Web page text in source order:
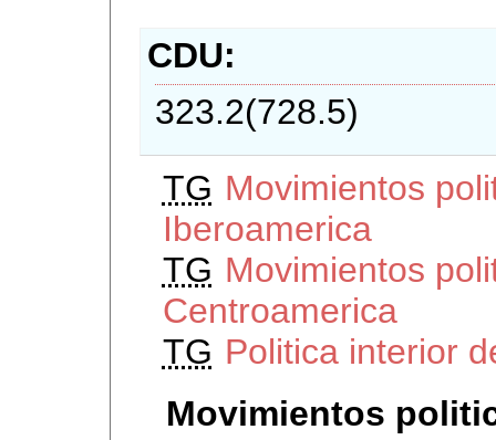
CDU
323.2(728.5)
TG Movimientos
Iberoamerica
TG Movimientos
Centroamerica
TG Politica interior
Movimientos